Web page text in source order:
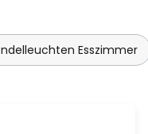
Esszimmer